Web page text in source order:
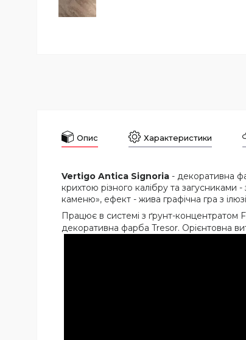
Опис Характеристики
Vertigo Antica Signoria - декоративна
крихтою різного калібру та загусниками
каменю», ефект - жива графічна гра з
Працює в системі з ґрунт-концентратом
декоративна фарба Tresor. Орієнтовна